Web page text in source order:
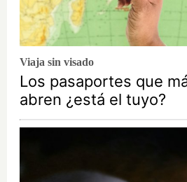
Viaja sin visado
Los pasaportes que
abren ¿está el tuyo?